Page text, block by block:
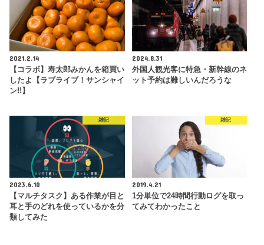
2021.2.14
【コラボ】寿太郎みかんを箱買い
したよ【ラブライブ！サンシャイ
ン!!】
2024.8.31
外国人観光客に特急・新幹線のネ
ット予約は難しいんだろうな
雑記
2023.6.10
【マルチタスク】ある作業が目と
耳と手のどれを使っているかを分
類してみた
雑記
2019.4.21
1分単位で24時間行動ログを取っ
てみてわかったこと